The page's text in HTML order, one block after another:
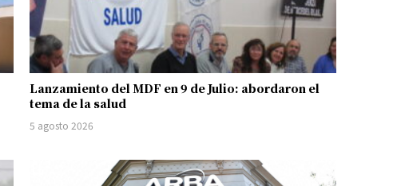
Lanzamiento del MDF en 9 de Julio: abordaron el
tema de la salud
5 agosto 2026